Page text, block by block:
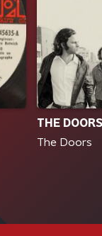
THE DOORS
The Doors